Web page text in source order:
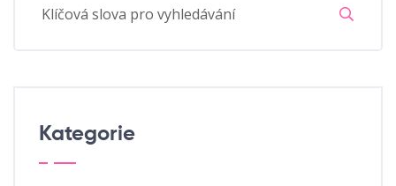
Kategorie